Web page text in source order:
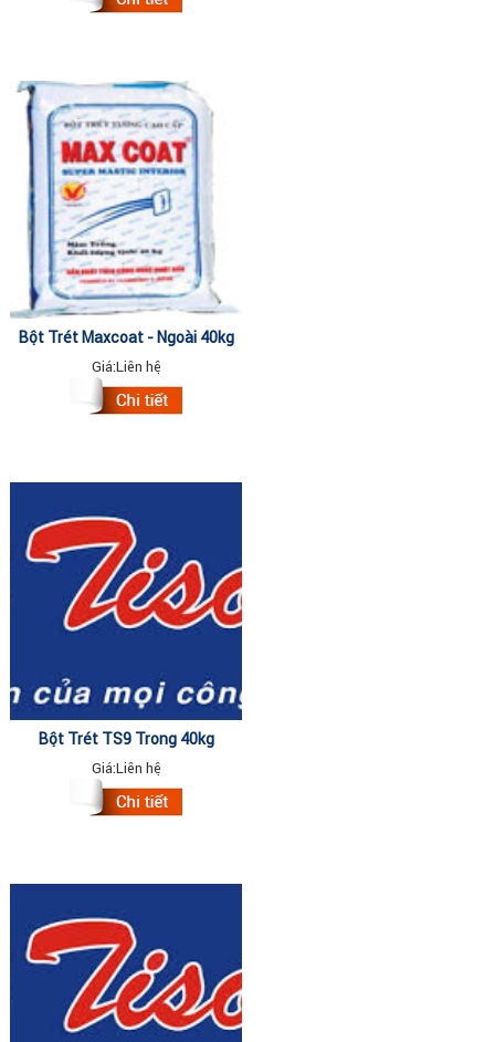
Bột Trét Maxcoat - Ngoài 40kg
Giá:Liên hệ
Bột Trét TS9 Trong 40kg
Giá:Liên hệ